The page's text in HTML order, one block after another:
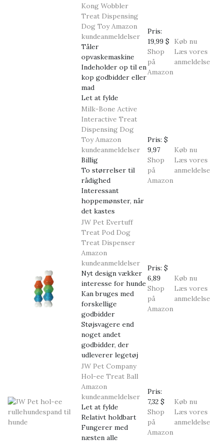
Kong Wobbler
Treat Dispensing
Dog Toy Amazon
kundeanmeldelser
Tåler
opvaskemaskine
Indeholder op til en
kop godbidder eller
mad
Let at fylde
Pris:
19,99 $
Shop
på
Amazon
Køb nu
Læs vores
anmeldelse
Milk-Bone Active
Interactive Treat
Dispensing Dog
Toy Amazon
kundeanmeldelser
Billig
To størrelser til
rådighed
Interessant
hoppemønster, når
det kastes
Pris: $
9,97
Shop
på
Amazon
Køb nu
Læs vores
anmeldelse
JW Pet Evertuff
Treat Pod Dog
Treat Dispenser
Amazon
kundeanmeldelser
Nyt design vækker
interesse for hunde
Kan bruges med
forskellige
godbidder
Støjsvagere end
noget andet
godbidder, der
udleverer legetøj
Pris: $
6,89
Shop
på
Amazon
Køb nu
Læs vores
anmeldelse
JW Pet Company
Hol-ee Treat Ball
Amazon
kundeanmeldelser
Let at fylde
Relativt holdbart
Fungerer med
næsten alle
Pris:
7,32 $
Shop
på
Amazon
Køb nu
Læs vores
anmeldelse